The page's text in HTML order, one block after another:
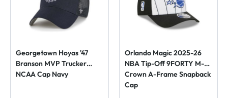
Georgetown Hoyas '47
Branson MVP Trucker
NCAA Cap Navy
Orlando Magic 2025-26
NBA Tip-Off 9FORTY M-
Crown A-Frame Snapback
Cap